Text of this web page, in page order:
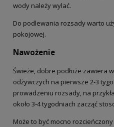
wody należy wylać.
Do podlewania rozsady warto
pokojowej.
Nawożenie
Świeże, dobre podłoże zawiera
odżywczych na pierwsze 2-3
prowadzeniu rozsady, na
około 3-4 tygodniach zacząć
Może to być mocno